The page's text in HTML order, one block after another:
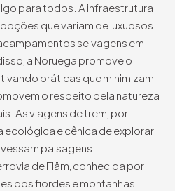
para todos. A infraestrutura
que variam de luxuosos
selvagens em
a Noruega promove o
práticas que minimizam
o respeito pela natureza
As viagens de trem, por
ecológica e cênica de explorar
paisagens
de Flåm, conhecida por
dos fiordes e montanhas.